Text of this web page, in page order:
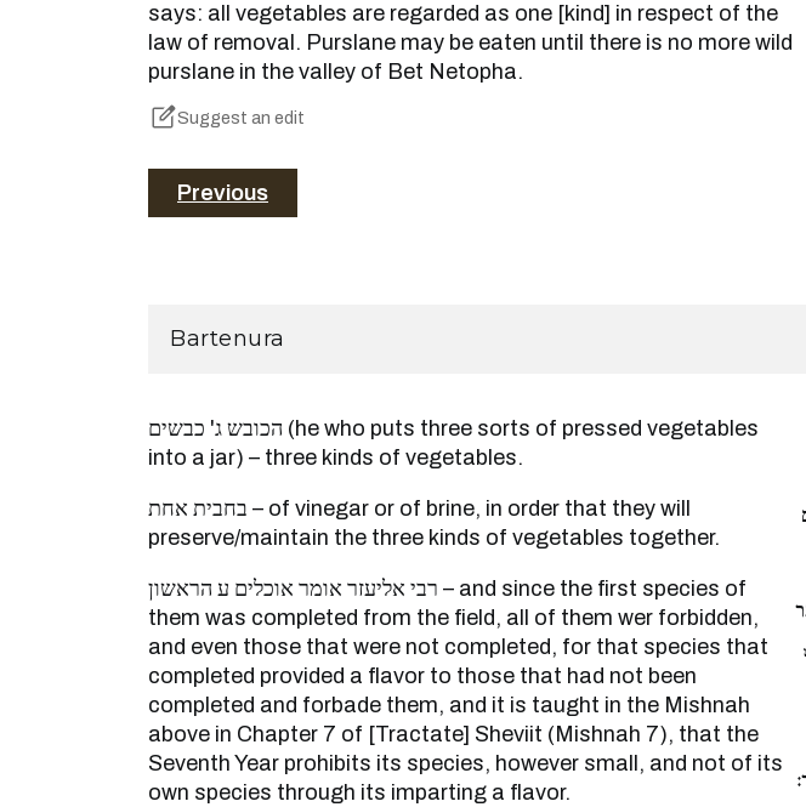
says: all vegetables are regarded as one [kind] in respect of the
law of removal. Purslane may be eaten until there is no more wild
purslane in the valley of Bet Netopha.
Suggest an edit
Previous
Bartenura
הכובש ג' כבשים (he who puts three sorts of pressed vegetables
into a jar) – three kinds of vegetables.
בחבית אחת – of vinegar or of brine, in order that they will
preserve/maintain the three kinds of vegetables together.
רבי אליעזר אומר אוכלים ע הראשון – and since the first species of
them was completed from the field, all of them wer forbidden,
and even those that were not completed, for that species that
completed provided a flavor to those that had not been
completed and forbade them, and it is taught in the Mishnah
above in Chapter 7 of [Tractate] Sheviit (Mishnah 7), that the
Seventh Year prohibits its species, however small, and not of its
own species through its imparting a flavor.